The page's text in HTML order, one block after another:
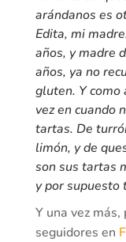
arándanos es
Edita, mi
años, y madre
años, ya no
gluten. Y como
vez en cuando
tartas. De
limón, y de
son sus tartas
y por supuesto
Y una vez
seguidores en